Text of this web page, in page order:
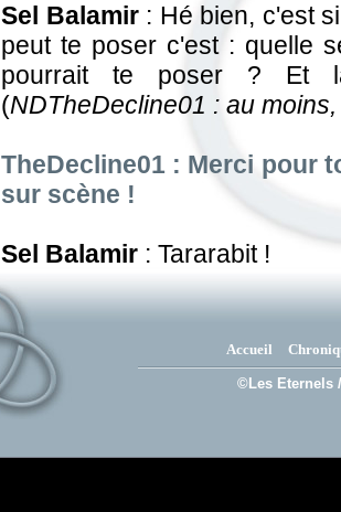
Sel Balamir: Hé bien, c'est
peut te poser c'est : quelle
pourrait te poser ? Et
(NDTheDecline01 : au
TheDecline01 : Merci pour
sur scène !
Sel Balamir : Tararabit !
Accueil
©Les Eternels